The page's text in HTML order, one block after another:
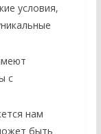
условия,
с
нам
быть